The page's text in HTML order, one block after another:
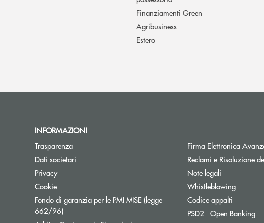
Finanziamenti Green
Agribusiness
Estero
INFORMAZIONI
Trasparenza
Dati societari
Privacy
Cookie
Fondo di garanzia per le PMI MISE (legge
662/96)Apre una nuova finestra
Firma Elettronica
Reclami e Risoluzione
Note legali
Whistleblowing
Codice appalti
PSD2 - Open Banking